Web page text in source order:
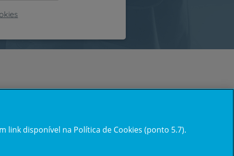
link disponível na Política de Cookies (ponto 5.7).